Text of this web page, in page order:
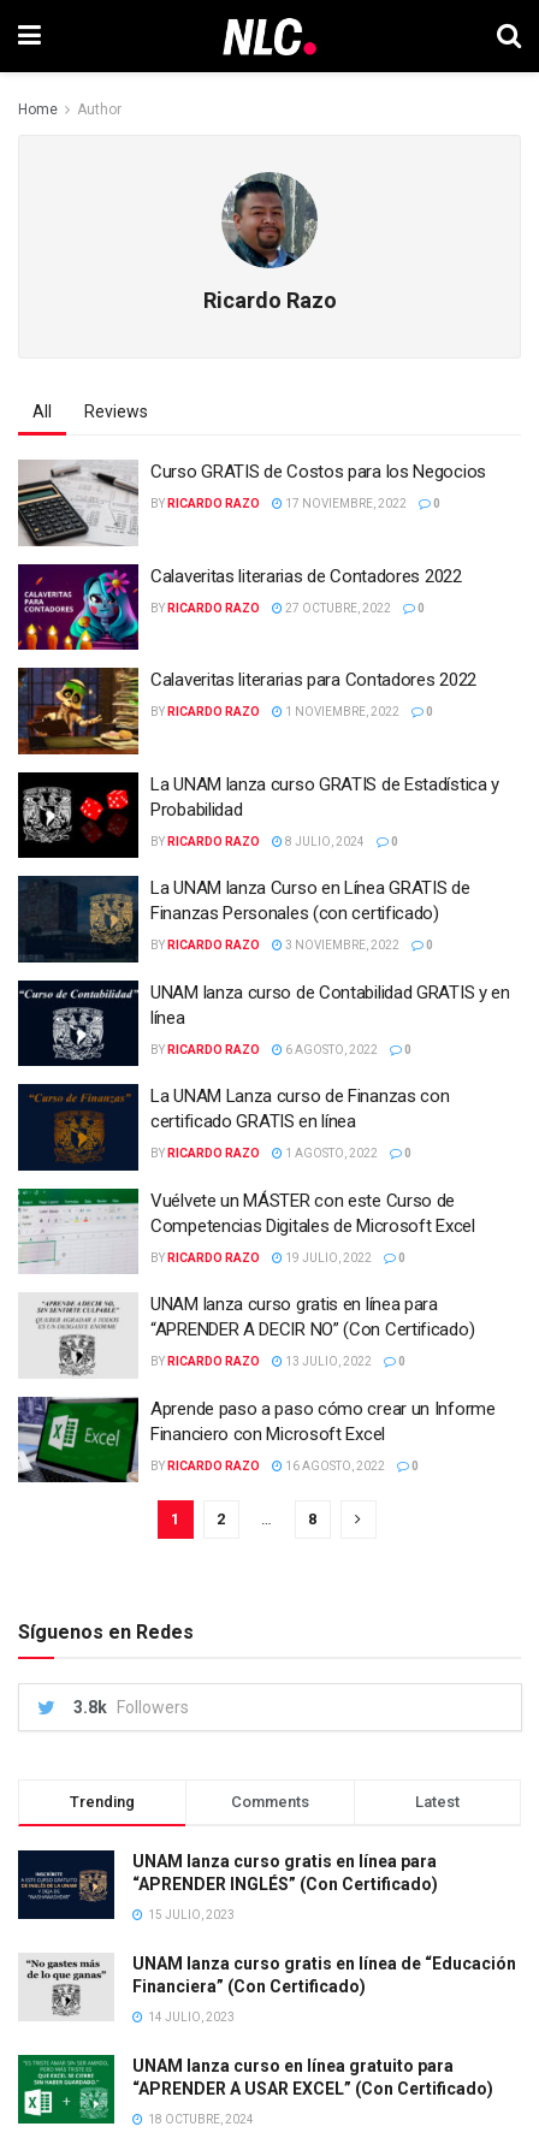
Home Author
Ricardo Razo
All Reviews
Curso GRATIS de Costos para los Negocios
BY RICARDO RAZO 17 NOVIEMBRE, 2022 0
Calaveritas literarias de Contadores 2022
BY RICARDO RAZO 27 OCTUBRE, 2022 0
Calaveritas literarias para Contadores 2022
BY RICARDO RAZO 1 NOVIEMBRE, 2022 0
La UNAM lanza curso GRATIS de Estadística y
Probabilidad
BY RICARDO RAZO 8 JULIO, 2024 0
La UNAM lanza Curso en Línea GRATIS de
Finanzas Personales (con certificado)
BY RICARDO RAZO 3 NOVIEMBRE, 2022 0
UNAM lanza curso de Contabilidad GRATIS y en
línea
BY RICARDO RAZO 6 AGOSTO, 2022 0
La UNAM Lanza curso de Finanzas con
certificado GRATIS en línea
BY RICARDO RAZO 1 AGOSTO, 2022 0
Vuélvete un MÁSTER con este Curso de
Competencias Digitales de Microsoft Excel
BY RICARDO RAZO 19 JULIO, 2022 0
UNAM lanza curso gratis en línea para
“APRENDER A DECIR NO” (Con Certificado)
BY RICARDO RAZO 13 JULIO, 2022 0
Aprende paso a paso cómo crear un Informe
Financiero con Microsoft Excel
BY RICARDO RAZO 16 AGOSTO, 2022 0
1 2 … 8
Síguenos en Redes
3.8k Followers
Trending Comments Latest
UNAM lanza curso gratis en línea para
“APRENDER INGLÉS” (Con Certificado)
15 JULIO, 2023
UNAM lanza curso gratis en línea de “Educación
Financiera” (Con Certificado)
14 JULIO, 2023
UNAM lanza curso en línea gratuito para
“APRENDER A USAR EXCEL” (Con Certificado)
18 OCTUBRE, 2024